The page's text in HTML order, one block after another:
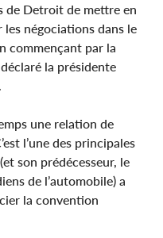
de Detroit de mettre en
négociations dans le
commençant par la
la présidente
une relation de
l’une des principales
son prédécesseur, le
de l’automobile) a
la convention